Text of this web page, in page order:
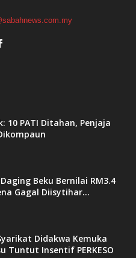
10 PATI Ditahan, Penjaja
Beku Bernilai RM3.4
Gagal Diisytihar...
Didakwa Kemuka
Tuntut Insentif PERKESO